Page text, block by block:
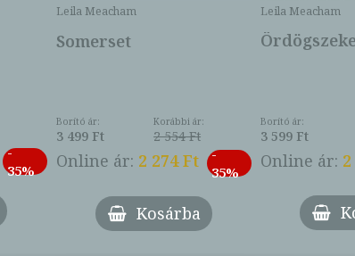
-
35%
Leila Meacham
Somerset
Borító ár:
3 499 Ft
Korábbi ár:
2 554 Ft
Online ár: 2 274 Ft
-
35%
Kosárba
Leila Meacham
Borító ár:
3 599 Ft
Online ár: